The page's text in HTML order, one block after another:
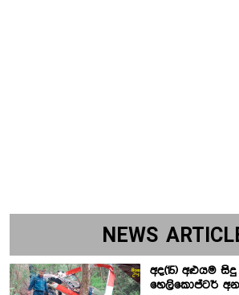
NEWS
අද(15) අළුයම
හෙලිකොප්ටර්